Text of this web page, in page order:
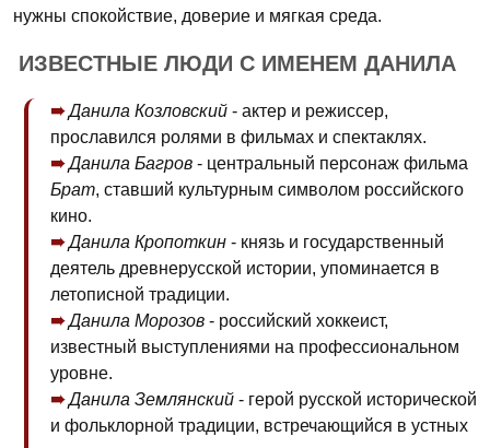
нужны спокойствие, доверие и мягкая среда.
ИЗВЕСТНЫЕ ЛЮДИ С ИМЕНЕМ ДАНИЛА
Данила Козловский - актер и режиссер,
прославился ролями в фильмах и спектаклях.
Данила Багров - центральный персонаж фильма
Брат, ставший культурным символом российского
кино.
Данила Кропоткин - князь и государственный
деятель древнерусской истории, упоминается в
летописной традиции.
Данила Морозов - российский хоккеист,
известный выступлениями на профессиональном
уровне.
Данила Землянский - герой русской исторической
и фольклорной традиции, встречающийся в устных